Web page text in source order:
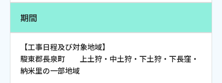
おトクな情報 料金案内
対応エリア よくあるご質問
期間
【工事日程及び対象地域】
駿東郡長泉町 上土狩・中土狩・下土狩・下長窪・
納米里の一部地域